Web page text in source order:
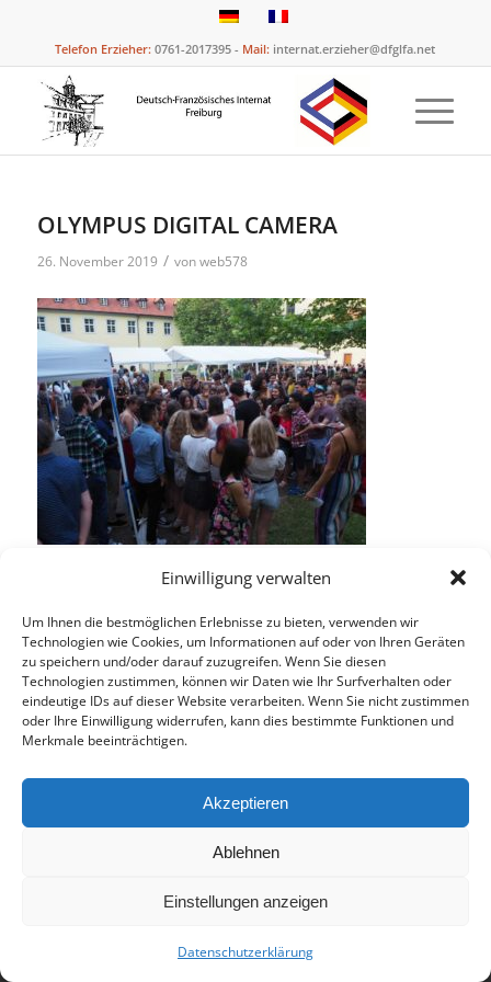
Einwilligung verwalten
Um Ihnen die bestmöglichen Erlebnisse zu bieten, verwenden wir
Technologien wie Cookies, um Informationen auf oder von Ihren Geräten
zu speichern und/oder darauf zuzugreifen. Wenn Sie diesen
Technologien zustimmen, können wir Daten wie Ihr Surfverhalten oder
eindeutige IDs auf dieser Website verarbeiten. Wenn Sie nicht zustimmen
oder Ihre Einwilligung widerrufen, kann dies bestimmte Funktionen und
Merkmale beeinträchtigen.
Akzeptieren
Ablehnen
Einstellungen anzeigen
Datenschutzerklärung
Telefon Erzieher: 0761-2017395 - Mail: internat.erzieher@dfglfa.net
OLYMPUS DIGITAL CAMERA
26. November 2019 / vonweb578
© 2017 - Deutsch-Französisches Internat Freiburg - Realisiert von